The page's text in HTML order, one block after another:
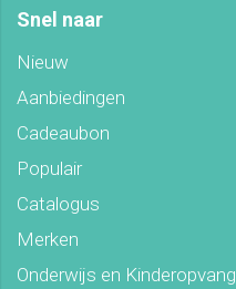
Snel naar
Nieuw
Aanbiedingen
Cadeaubon
Populair
Catalogus
Merken
Onderwijs en Kinderopvang